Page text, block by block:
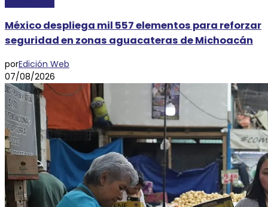
México despliega mil 557 elementos para reforzar
seguridad en zonas aguacateras de Michoacán
porEdición Web
07/08/2026